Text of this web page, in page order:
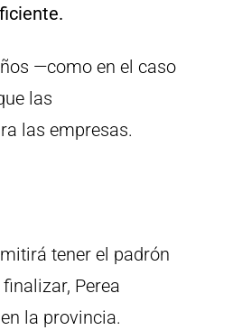
—como en el caso
las
las empresas.
tener el padrón
Perea
la provincia.